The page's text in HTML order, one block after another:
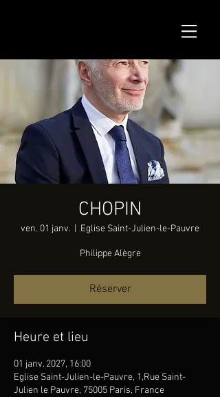
CHOPIN
ven. 01 janv. Eglise Saint-Julien-le-Pauvre
Philippe Alègre
Réserver
Heure et lieu
01 janv. 2027, 16:00
Eglise Saint-Julien-le-Pauvre, 1,Rue Saint-
Julien le Pauvre, 75005 Paris, France